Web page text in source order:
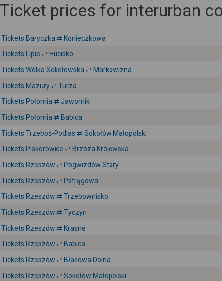
Ticket prices for interurban
Tickets Baryczka ⇄ Konieczkowa
Tickets Lipie ⇄ Hucisko
Tickets Wólka Sokołowska ⇄ Markowizna
Tickets Mazury ⇄ Turza
Tickets Połomia ⇄ Jawornik
Tickets Połomia ⇄ Babica
Tickets Trzeboś-Podlas ⇄ Sokołów Małopolski
Tickets Piskorowice ⇄ Brzóza Królewska
Tickets Rzeszów ⇄ Pogwizdów Stary
Tickets Rzeszów ⇄ Pstrągowa
Tickets Rzeszów ⇄ Trzebownisko
Tickets Rzeszów ⇄ Tyczyn
Tickets Rzeszów ⇄ Krasne
Tickets Rzeszów ⇄ Babica
Tickets Rzeszów ⇄ Błażowa Dolna
Tickets Rzeszów ⇄ Sokołów Małopolski